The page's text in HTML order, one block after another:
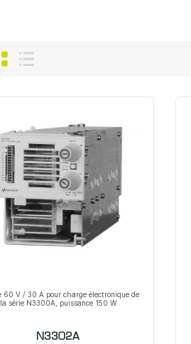
Grille
60 V / 30 A pour charge électronique de
la série N3300A, puissance 150 W
N3302A